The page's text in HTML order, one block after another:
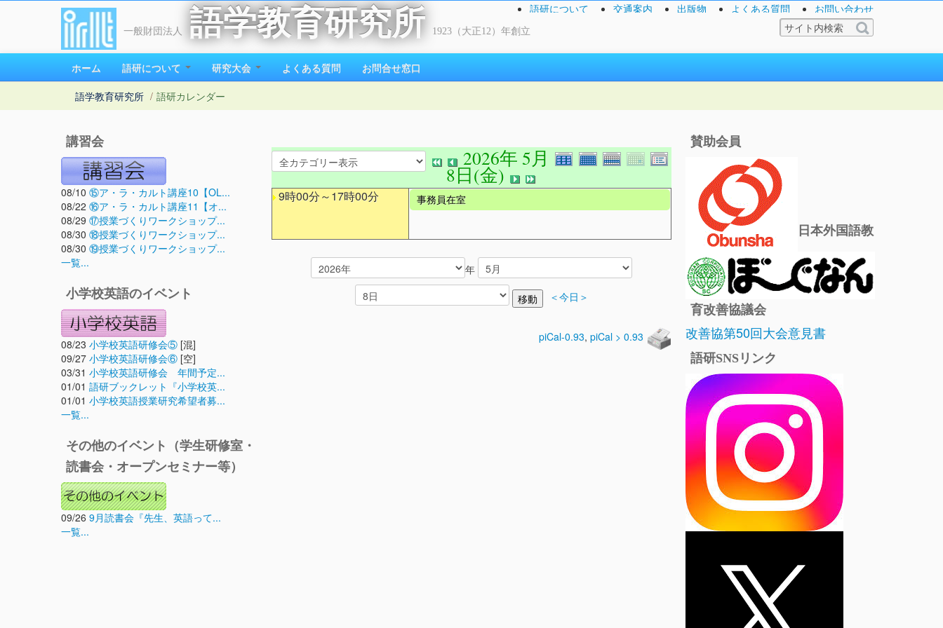
一般財団法人 語学教育研究所 1923（大正12）年創立
語研について 交通案内 出版物 よくある質問 お問い合わせ
ホーム 語研について 研究大会 よくある質問 お問合せ窓口
語学教育研究所 / 語研カレンダー
講習会
08/10 ⑮ア・ラ・カルト講座10【OL...
08/22 ⑯ア・ラ・カルト講座11【オ...
08/29 ⑰授業づくりワークショップ...
08/30 ⑱授業づくりワークショップ...
08/30 ⑲授業づくりワークショップ...
一覧...
小学校英語のイベント
08/23 小学校英語研修会⑤ [混]
09/27 小学校英語研修会⑥ [空]
03/31 小学校英語研修会 年間予定...
01/01 語研ブックレット『小学校英...
01/01 小学校英語授業研究希望者募...
一覧...
その他のイベント（学生研修室・
読書会・オープンセミナー等）
09/26 9月読書会『先生、英語って...
一覧...
2026年 5月
8日(金)
9時00分～17時00分 事務員在室
年
＜今日＞
piCal-0.93, piCal > 0.93
賛助会員
日本外国語教
育改善協議会
改善協第50回大会意見書
語研SNSリンク